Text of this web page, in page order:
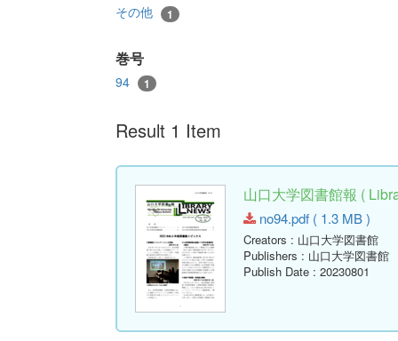
その他 1
巻号
94 1
Result 1 Item
山口大学図書館報 (
no94.pdf ( 1.3 MB )
Creators : 山口大学図書館
Publishers : 山口大学図書館
Publish Date : 20230801